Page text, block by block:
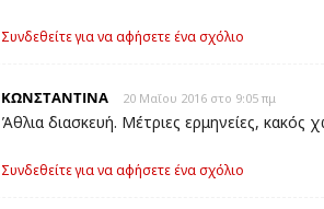
Συνδεθείτε για να αφήσετε ένα σχόλιο
ΚΩΝΣΤΑΝΤΙΝΑ 20 Μαΐου 2016 στο 9:05 πμ
Άθλια διασκευή. Μέτριες ερμηνείες, κακός
Συνδεθείτε για να αφήσετε ένα σχόλιο